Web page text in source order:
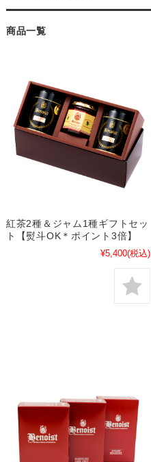
商品一覧
紅茶2種＆ジャム1種ギフトセッ
ト【熨斗OK＊ポイント3倍】
¥5,400(税込)